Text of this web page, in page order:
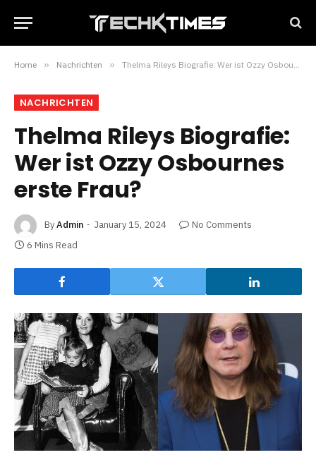
Home » Nachrichten » Thelma Rileys Biografie: Wer ist Ozzy Osbournes erste Frau?
NACHRICHTEN
Thelma Rileys Biografie:
Wer ist Ozzy Osbournes
erste Frau?
ByAdmin January 15, 2024
No Comments
6 Mins Read